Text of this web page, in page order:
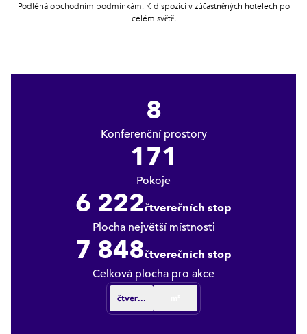
Podléhá obchodním podmínkám. K dispozici v zúčastněných hotelech,otvírá
po
celém světě.
8
Konferenční prostory
171
Pokoje
6 222čtverečních stop
stop čtverečních
Plocha největší místnosti
7 848čtverečních stop
stop čtverečních
Celková plocha pro akce
čtverečních stop